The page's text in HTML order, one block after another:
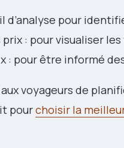
d’analyse pour
: pour visualiser
: pour être informé
voyageurs de
pourchoisir la